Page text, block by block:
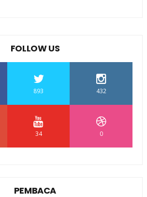
FOLLOW US
893 432
34 0
PEMBACA